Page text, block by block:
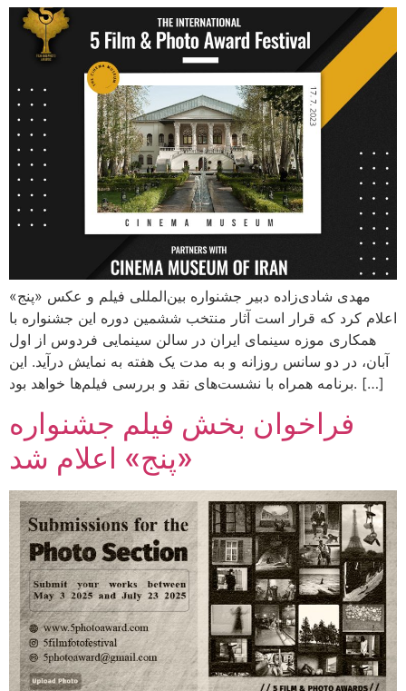
مهدی شادی‌زاده دبیر جشنواره بین‌المللی فیلم و عکس «پنج»
اعلام کرد که قرار است آثار منتخب ششمین دوره این جشنواره با
همکاری موزه سینمای ایران در سالن سینمایی فردوس از اول
آبان‌، در دو سانس روزانه و به مدت یک هفته به نمایش درآید. این
برنامه همراه با نشست‌های نقد و بررسی فیلم‌ها خواهد بود. […]
فراخوان بخش فیلم جشنواره
«پنج» اعلام شد